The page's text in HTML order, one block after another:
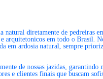
diretamente de pedreiras
em todo o Brasil.
em ardosia natural, sempre
de nossas jazidas,
e clientes finais que buscam